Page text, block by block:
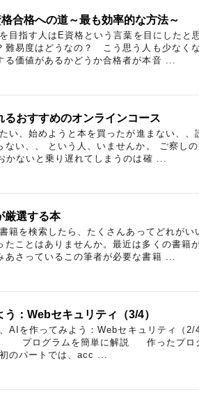
格合格への道～最も効率的な方法～
指す人はE資格という言葉を目にしたと
難易度はどうなの？ こう思う人も少なく
る価値があるかどうか合格者が本音 ...
るおすすめのオンラインコース
、始めようと本を買ったが進まない、、
ない、、 という人、いませんか。 ご察し
かないと乗り遅れてしまうのは確 ...
厳選する本
を検索したら、たくさんあってどれがい
たことはありませんか。最近は多くの書籍
あさっているこの筆者が必要な書籍 ...
：Webセキュリティ（3/4）
を作ってみよう：Webセキュリティ（2/
プログラムを簡単に解説 作ったプロ
のパートでは、acc ...